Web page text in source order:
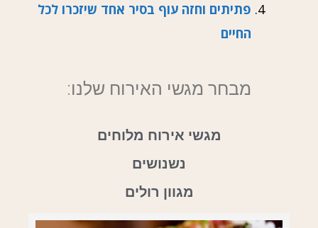
פתיתים וחזה עוף בסיר אחד שיזכרו לכל
החיים
מבחר מגשי האירוח שלנו:
מגשי אירוח מלוחים
נשנושים
מגוון רולים